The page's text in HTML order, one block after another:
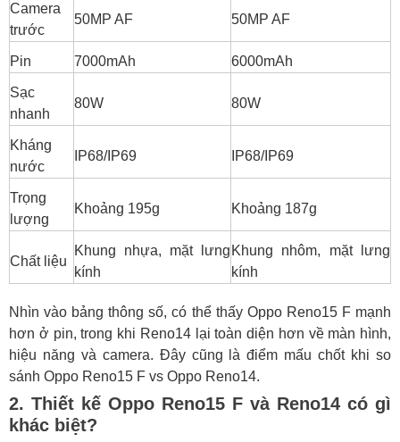
Camera
trước
50MP AF 50MP AF
Pin 7000mAh 6000mAh
Sạc
nhanh
80W 80W
Kháng
nước
IP68/IP69 IP68/IP69
Trọng
lượng
Khoảng 195g Khoảng 187g
Chất liệu
Khung nhựa, mặt lưng
kính
Khung nhôm, mặt lưng
kính
Nhìn vào bảng thông số, có thể thấy Oppo Reno15 F mạnh
hơn ở pin, trong khi Reno14 lại toàn diện hơn về màn hình,
hiệu năng và camera. Đây cũng là điểm mấu chốt khi so
sánh Oppo Reno15 F vs Oppo Reno14.
2. Thiết kế Oppo Reno15 F và Reno14 có gì
khác biệt?